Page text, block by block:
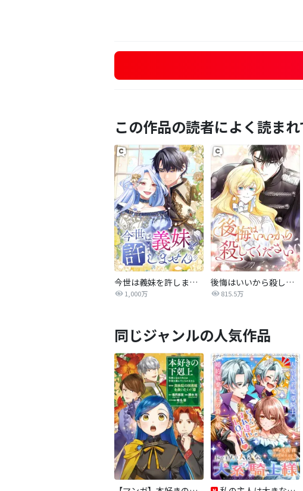
この作品の読者によく読ま
今世は義妹を許しません
1,000万
後悔はいいから殺してください
815.5万
同じジャンルの人気作品